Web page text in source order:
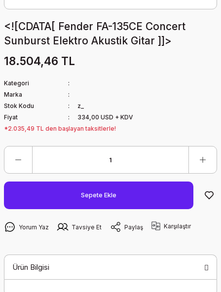
<![CDATA[ Fender FA-135CE Concert
Sunburst Elektro Akustik Gitar ]]>
18.504,46 TL
Kategori
Marka
Stok Kodu
z_
Fiyat
334,00 USD + KDV
*2.035,49 TL den başlayan taksitlerle!
Sepete Ekle
Yorum Yaz Tavsiye Et Paylaş Karşılaştır
Ürün Bilgisi